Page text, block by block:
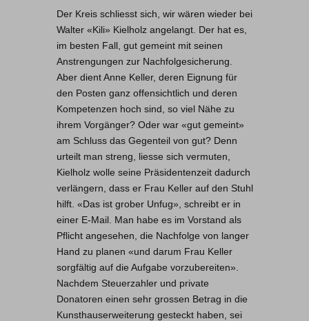
Der Kreis schliesst sich, wir wären wieder bei
Walter «Kili» Kielholz angelangt. Der hat es,
im besten Fall, gut gemeint mit seinen
Anstrengungen zur Nachfolgesicherung.
Aber dient Anne Keller, deren Eignung für
den Posten ganz offensichtlich und deren
Kompetenzen hoch sind, so viel Nähe zu
ihrem Vorgänger? Oder war «gut gemeint»
am Schluss das Gegenteil von gut? Denn
urteilt man streng, liesse sich vermuten,
Kielholz wolle seine Präsidentenzeit dadurch
verlängern, dass er Frau Keller auf den Stuhl
hilft. «Das ist grober Unfug», schreibt er in
einer E-Mail. Man habe es im Vorstand als
Pflicht angesehen, die Nachfolge von langer
Hand zu planen «und darum Frau Keller
sorgfältig auf die Aufgabe vorzubereiten».
Nachdem Steuerzahler und private
Donatoren einen sehr grossen Betrag in die
Kunsthauserweiterung gesteckt haben, sei